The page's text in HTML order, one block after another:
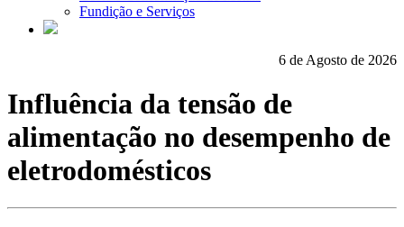
Fundição e Serviços
6 de Agosto de 2026
Influência da tensão de
alimentação no desempenho de
eletrodomésticos